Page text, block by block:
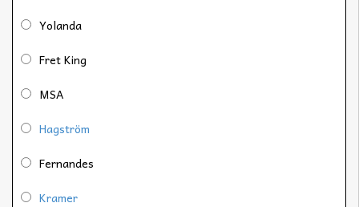
Yolanda
Fret King
MSA
Hagström
Fernandes
Kramer